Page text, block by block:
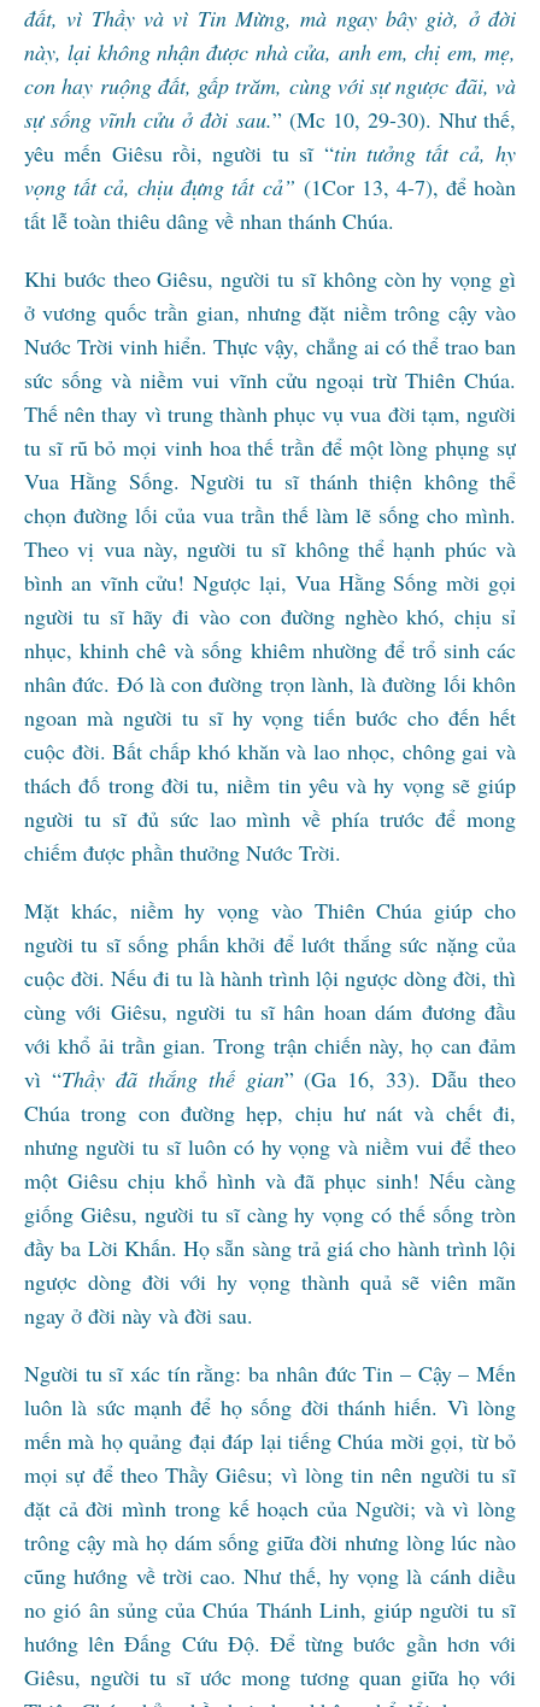
đất, vì Thầy và vì Tin Mừng, mà ngay bây giờ, ở đời
này, lại không nhận được nhà cửa, anh em, chị em, mẹ,
con hay ruộng đất, gấp trăm, cùng với sự ngược đãi, và
sự sống vĩnh cửu ở đời sau.” (Mc 10, 29-30). Như thế,
yêu mến Giêsu rồi, người tu sĩ “tin tưởng tất cả, hy
vọng tất cả, chịu đựng tất cả” (1Cor 13, 4-7), để hoàn
tất lễ toàn thiêu dâng về nhan thánh Chúa.
Khi bước theo Giêsu, người tu sĩ không còn hy vọng gì
ở vương quốc trần gian, nhưng đặt niềm trông cậy vào
Nước Trời vinh hiển. Thực vậy, chẳng ai có thể trao ban
sức sống và niềm vui vĩnh cửu ngoại trừ Thiên Chúa.
Thế nên thay vì trung thành phục vụ vua đời tạm, người
tu sĩ rũ bỏ mọi vinh hoa thế trần để một lòng phụng sự
Vua Hằng Sống. Người tu sĩ thánh thiện không thể
chọn đường lối của vua trần thế làm lẽ sống cho mình.
Theo vị vua này, người tu sĩ không thể hạnh phúc và
bình an vĩnh cửu! Ngược lại, Vua Hằng Sống mời gọi
người tu sĩ hãy đi vào con đường nghèo khó, chịu sỉ
nhục, khinh chê và sống khiêm nhường để trổ sinh các
nhân đức. Đó là con đường trọn lành, là đường lối khôn
ngoan mà người tu sĩ hy vọng tiến bước cho đến hết
cuộc đời. Bất chấp khó khăn và lao nhọc, chông gai và
thách đố trong đời tu, niềm tin yêu và hy vọng sẽ giúp
người tu sĩ đủ sức lao mình về phía trước để mong
chiếm được phần thưởng Nước Trời.
Mặt khác, niềm hy vọng vào Thiên Chúa giúp cho
người tu sĩ sống phấn khởi để lướt thắng sức nặng của
cuộc đời. Nếu đi tu là hành trình lội ngược dòng đời, thì
cùng với Giêsu, người tu sĩ hân hoan dám đương đầu
với khổ ải trần gian. Trong trận chiến này, họ can đảm
vì “Thầy đã thắng thế gian” (Ga 16, 33). Dẫu theo
Chúa trong con đường hẹp, chịu hư nát và chết đi,
nhưng người tu sĩ luôn có hy vọng và niềm vui để theo
một Giêsu chịu khổ hình và đã phục sinh! Nếu càng
giống Giêsu, người tu sĩ càng hy vọng có thế sống tròn
đầy ba Lời Khấn. Họ sẵn sàng trả giá cho hành trình lội
ngược dòng đời với hy vọng thành quả sẽ viên mãn
ngay ở đời này và đời sau.
Người tu sĩ xác tín rằng: ba nhân đức Tin – Cậy – Mến
luôn là sức mạnh để họ sống đời thánh hiến. Vì lòng
mến mà họ quảng đại đáp lại tiếng Chúa mời gọi, từ bỏ
mọi sự để theo Thầy Giêsu; vì lòng tin nên người tu sĩ
đặt cả đời mình trong kế hoạch của Người; và vì lòng
trông cậy mà họ dám sống giữa đời nhưng lòng lúc nào
cũng hướng về trời cao. Như thế, hy vọng là cánh diều
no gió ân sủng của Chúa Thánh Linh, giúp người tu sĩ
hướng lên Đấng Cứu Độ. Để từng bước gần hơn với
Giêsu, người tu sĩ ước mong tương quan giữa họ với